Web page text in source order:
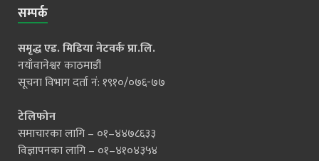
सम्पर्क
समृद्ध एड. मिडिया नेटवर्क प्रा.लि.
नयाँवानेश्वर काठमाडौं
सूचना विभाग दर्ता नं: १९१०/०७६-७७
टेलिफोन
समाचारका लागि – ०१–४४७८६३३
विज्ञापनका लागि – ०१–४१०४३५४